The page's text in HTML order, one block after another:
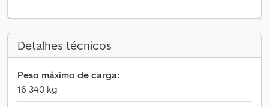
Detalhes técnicos
Peso máximo de carga:
16 340 kg